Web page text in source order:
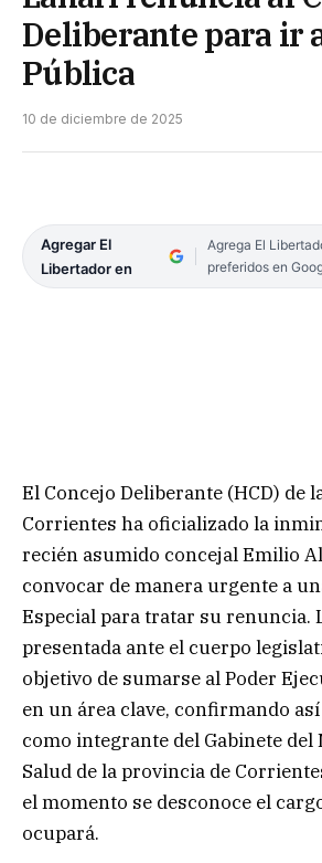
Deliberante para ir
Pública
10 de diciembre de 2025
Agregar El
Libertador en
Agrega El
preferidos en
​El Concejo Deliberante (HCD) de
Corrientes ha oficializado la
recién asumido concejal Emilio
convocar de manera urgente a
Especial para tratar su renuncia.
presentada ante el cuerpo
objetivo de sumarse al Poder
en un área clave, confirmando
como integrante del Gabinete
Salud de la provincia de
el momento se desconoce el
ocupará.